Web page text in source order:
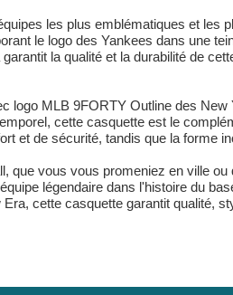
les plus emblématiques et
le logo des Yankees dans une
la qualité et la durabilité de
logo MLB 9FORTY Outline des
cette casquette est le
et de sécurité, tandis que la forme
que vous vous promeniez en ville
légendaire dans l'histoire du
cette casquette garantit qualité,